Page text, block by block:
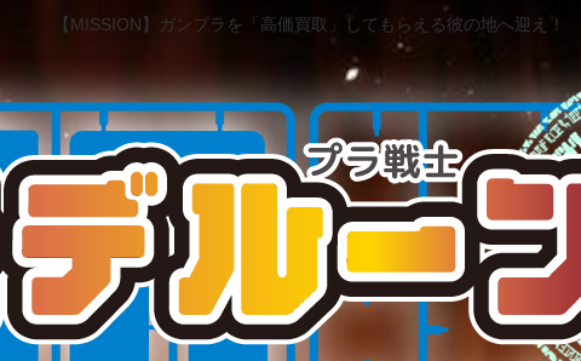
【MISSION】ガンプラを「高価買取」してもらえる彼の地へ迎え！